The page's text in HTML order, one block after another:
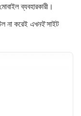
ব্যবহারকারী।
না করেই এখনইসাইট